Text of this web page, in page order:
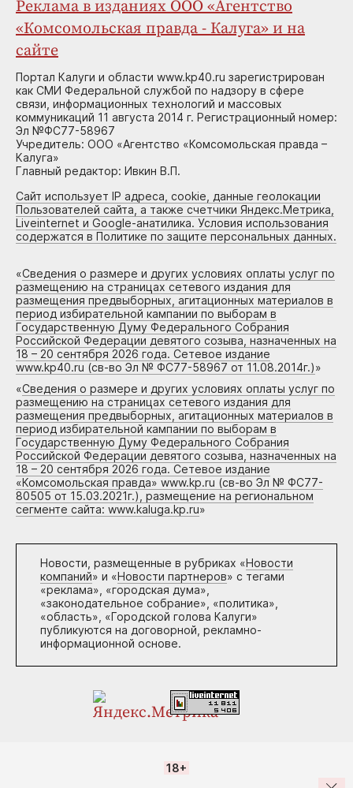
Реклама в изданиях ООО «Агентство
«Комсомольская правда - Калуга» и на
сайте
Портал Калуги и области www.kp40.ru зарегистрирован
как СМИ Федеральной службой по надзору в сфере
связи, информационных технологий и массовых
коммуникаций 11 августа 2014 г. Регистрационный номер:
Эл №ФС77-58967
Учредитель: ООО «Агентство «Комсомольская правда –
Калуга»
Главный редактор: Ивкин В.П.
Сайт использует IP адреса, cookie, данные геолокации
Пользователей сайта, а также счетчики Яндекс.Метрика,
Liveinternet и Google-анатилика. Условия использования
содержатся в Политике по защите персональных данных.
«Сведения о размере и других условиях оплаты услуг по
размещению на страницах сетевого издания для
размещения предвыборных, агитационных материалов в
период избирательной кампании по выборам в
Государственную Думу Федерального Собрания
Российской Федерации девятого созыва, назначенных на
18 – 20 сентября 2026 года. Сетевое издание
www.kp40.ru (св-во Эл № ФС77-58967 от 11.08.2014г.)»
«Сведения о размере и других условиях оплаты услуг по
размещению на страницах сетевого издания для
размещения предвыборных, агитационных материалов в
период избирательной кампании по выборам в
Государственную Думу Федерального Собрания
Российской Федерации девятого созыва, назначенных на
18 – 20 сентября 2026 года. Сетевое издание
«Комсомольская правда» www.kp.ru (св-во Эл № ФС77-
80505 от 15.03.2021г.), размещение на региональном
сегменте сайта: www.kaluga.kp.ru»
Новости, размещенные в рубриках «Новости
компаний» и «Новости партнеров» с тегами
«реклама», «городская дума»,
«законодательное собрание», «политика»,
«область», «Городской голова Калуги»
публикуются на договорной, рекламно-
информационной основе.
18+